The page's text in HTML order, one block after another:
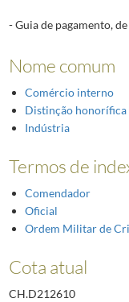
- Guia de pagamento,
Nome comum
Comércio interno
Distinção honorífica
Indústria
Termos de
Comendador
Oficial
Ordem Militar de
Cota atual
CH.D212610